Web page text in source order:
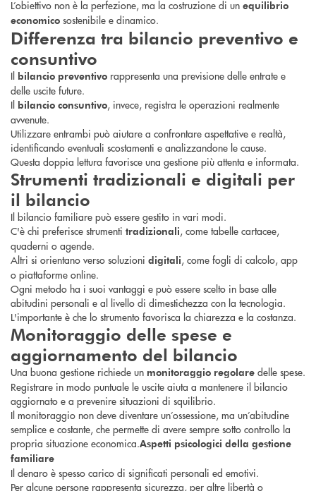
L’obiettivo non è la perfezione, ma la costruzione di un equilibrio
economico sostenibile e dinamico.
Differenza tra bilancio preventivo e
consuntivo
Il bilancio preventivo rappresenta una previsione delle entrate e
delle uscite future.
Il bilancio consuntivo, invece, registra le operazioni realmente
avvenute.
Utilizzare entrambi può aiutare a confrontare aspettative e realtà,
identificando eventuali scostamenti e analizzandone le cause.
Questa doppia lettura favorisce una gestione più attenta e informata.
Strumenti tradizionali e digitali per
il bilancio
Il bilancio familiare può essere gestito in vari modi.
C'è chi preferisce strumenti tradizionali, come tabelle cartacee,
quaderni o agende.
Altri si orientano verso soluzioni digitali, come fogli di calcolo, app
o piattaforme online.
Ogni metodo ha i suoi vantaggi e può essere scelto in base alle
abitudini personali e al livello di dimestichezza con la tecnologia.
L'importante è che lo strumento favorisca la chiarezza e la costanza.
Monitoraggio delle spese e
aggiornamento del bilancio
Una buona gestione richiede un monitoraggio regolare delle spese.
Registrare in modo puntuale le uscite aiuta a mantenere il bilancio
aggiornato e a prevenire situazioni di squilibrio.
Il monitoraggio non deve diventare un’ossessione, ma un’abitudine
semplice e costante, che permette di avere sempre sotto controllo la
propria situazione economica.Aspetti psicologici della gestione
familiare
Il denaro è spesso carico di significati personali ed emotivi.
Per alcune persone rappresenta sicurezza, per altre libertà o